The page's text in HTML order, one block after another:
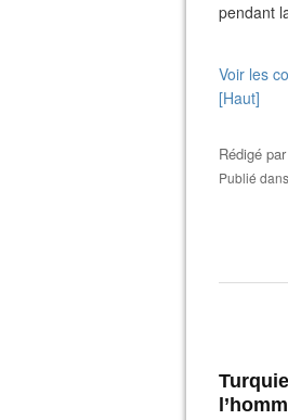
pendant
Voir les
[Haut]
Rédigé par
Publié dans